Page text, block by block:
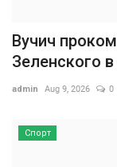
Вучич
Зеленского
admin Aug 9, 2026 0
Спорт